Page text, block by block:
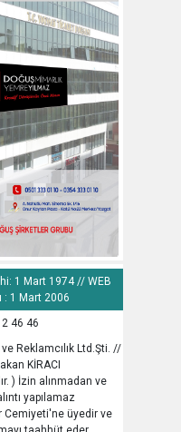
1 Mart 1974 // WEB
: 1 Mart 2006
46 46
Reklamcılık Ltd.Şti. //
KİRACI
) İzin alınmadan ve
yapılamaz
üyedir ve